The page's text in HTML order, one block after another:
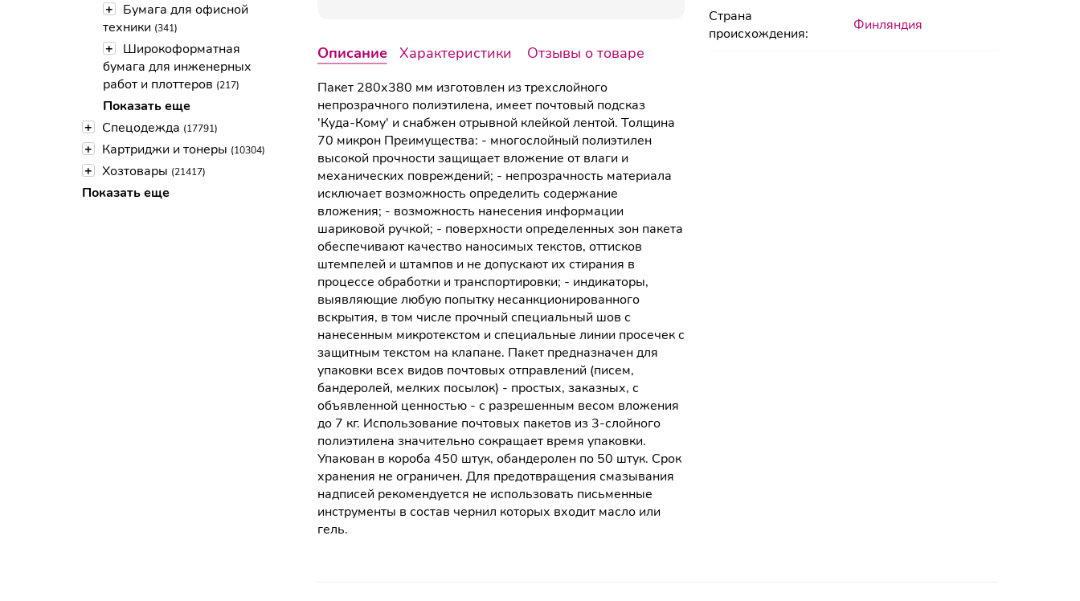
+
Бумага для офисной
техники (341)
+
Широкоформатная
бумага для инженерных
работ и плоттеров (217)
Показать еще
+
Спецодежда (17791)
+ Картриджи и тонеры (10304)
+ Хозтовары (21417)
Показать еще
Страна
происхождения:
Финляндия
Описание Характеристики Отзывы о товаре
Пакет 280х380 мм изготовлен из трехслойного
непрозрачного полиэтилена, имеет почтовый подсказ
'Куда-Кому' и снабжен отрывной клейкой лентой. Толщина
70 микрон Преимущества: - многослойный полиэтилен
высокой прочности защищает вложение от влаги и
механических повреждений; - непрозрачность материала
исключает возможность определить содержание
вложения; - возможность нанесения информации
шариковой ручкой; - поверхности определенных зон пакета
обеспечивают качество наносимых текстов, оттисков
штемпелей и штампов и не допускают их стирания в
процессе обработки и транспортировки; - индикаторы,
выявляющие любую попытку несанкционированного
вскрытия, в том числе прочный специальный шов с
нанесенным микротекстом и специальные линии просечек с
защитным текстом на клапане. Пакет предназначен для
упаковки всех видов почтовых отправлений (писем,
бандеролей, мелких посылок) - простых, заказных, с
объявленной ценностью - с разрешенным весом вложения
до 7 кг. Использование почтовых пакетов из 3-слойного
полиэтилена значительно сокращает время упаковки.
Упакован в короба 450 штук, обандеролен по 50 штук. Срок
хранения не ограничен. Для предотвращения смазывания
надписей рекомендуется не использовать письменные
инструменты в состав чернил которых входит масло или
гель.